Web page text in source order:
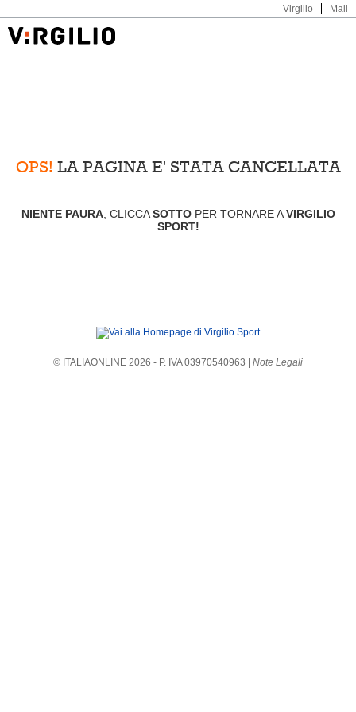
Virgilio Mail
OPS! LA PAGINA E' STATA CANCELLATA
NIENTE PAURA, CLICCASOTTOPER TORNARE AVIRGILIO
SPORT!
© ITALIAONLINE 2026 - P. IVA 03970540963 | Note Legali